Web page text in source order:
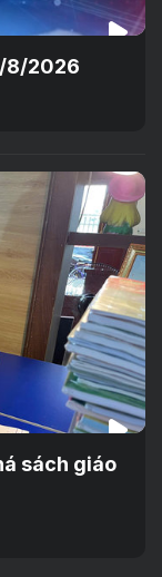
8/2026
sách giáo